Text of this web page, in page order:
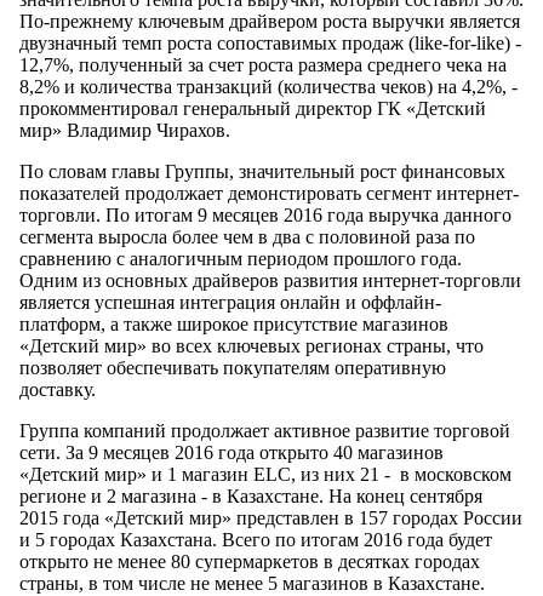
По-прежнему ключевым драйвером роста выручки является
двузначный темп роста сопоставимых продаж (like-for-like) -
12,7%, полученный за счет роста размера среднего чека на
8,2% и количества транзакций (количества чеков) на 4,2%, -
прокомментировал генеральный директор ГК «Детский
мир» Владимир Чирахов.
По словам главы Группы, значительный рост финансовых
показателей продолжает демонстировать сегмент интернет-
торговли. По итогам 9 месяцев 2016 года выручка данного
сегмента выросла более чем в два с половиной раза по
сравнению с аналогичным периодом прошлого года.
Одним из основных драйверов развития интернет-торговли
является успешная интеграция онлайн и оффлайн-
платформ, а также широкое присутствие магазинов
«Детский мир» во всех ключевых регионах страны, что
позволяет обеспечивать покупателям оперативную
доставку.
Группа компаний продолжает активное развитие торговой
сети. За 9 месяцев 2016 года открыто 40 магазинов
«Детский мир» и 1 магазин ELC, из них 21 - в московском
регионе и 2 магазина - в Казахстане. На конец сентября
2015 года «Детский мир» представлен в 157 городах России
и 5 городах Казахстана. Всего по итогам 2016 года будет
открыто не менее 80 супермаркетов в десятках городах
страны, в том числе не менее 5 магазинов в Казахстане.